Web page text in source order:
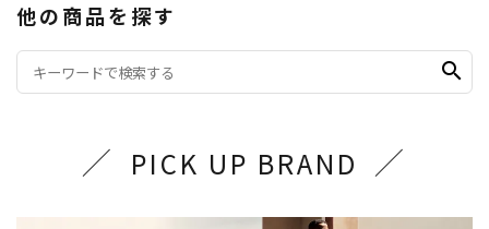
他の商品を探す
search
PICK UP BRAND